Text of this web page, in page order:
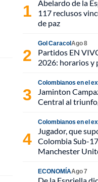
Abelardo de la
117 reclusos
de paz
Gol CaracolAgo 8
Partidos EN
2026: horarios y
Colombianos en el
Jaminton
Central al
Colombianos en el
Jugador, que
Colombia Sub-
Manchester
ECONOMÍAAgo 7